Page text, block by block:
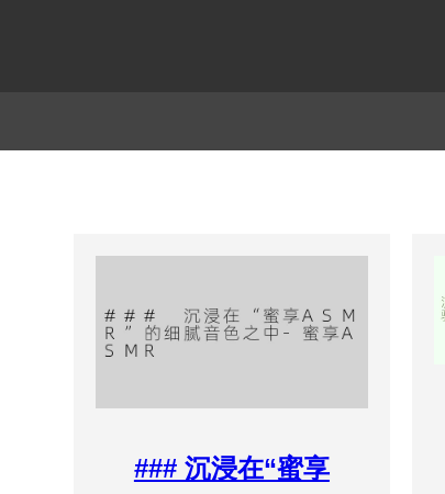
### 沉浸在“蜜享